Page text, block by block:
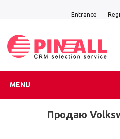
Entrance
MENU
Продаю